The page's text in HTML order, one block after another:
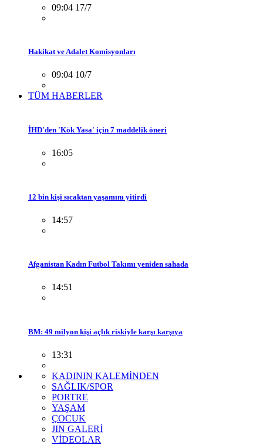
09:04 17/7
Hakikat ve Adalet Komisyonları
09:04 10/7
TÜM HABERLER
İHD'den 'Kök Yasa' için 7 maddelik öneri
16:05
12 bin kişi sıcaktan yaşamını yitirdi
14:57
Afganistan Kadın Futbol Takımı yeniden sahada
14:51
BM: 49 milyon kişi açlık riskiyle karşı karşıya
13:31
KADININ KALEMİNDEN
SAĞLIK/SPOR
PORTRE
YAŞAM
ÇOCUK
JIN GALERİ
VİDEOLAR